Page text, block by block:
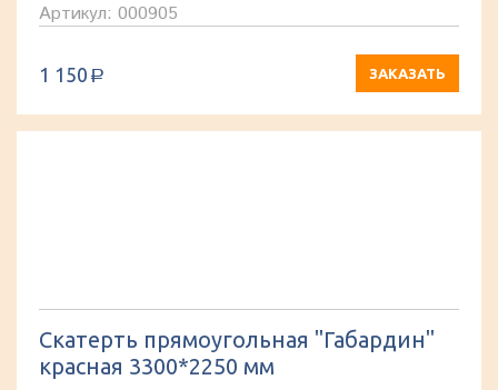
Артикул: 000905
1 150 a ЗАКАЗАТЬ
Скатерть прямоугольная "Габардин"
красная 3300*2250 мм